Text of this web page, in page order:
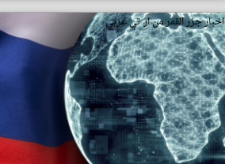
اخبار جزر القمر من ار تي عربي